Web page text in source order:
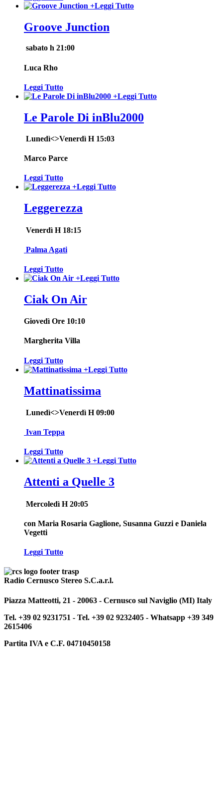
+Leggi Tutto
Groove Junction
sabato h 21:00
Luca Rho
Leggi Tutto
+Leggi Tutto
Le Parole Di inBlu2000
Lunedì<>Venerdì H 15:03
Marco Parce
Leggi Tutto
+Leggi Tutto
Leggerezza
Venerdì H 18:15
Palma Agati
Leggi Tutto
+Leggi Tutto
Ciak On Air
Giovedì Ore 10:10
Margherita Villa
Leggi Tutto
+Leggi Tutto
Mattinatissima
Lunedì<>Venerdì H 09:00
Ivan Teppa
Leggi Tutto
+Leggi Tutto
Attenti a Quelle 3
Mercoledì H 20:05
con Maria Rosaria Gaglione, Susanna Guzzi e Daniela
Vegetti
Leggi Tutto
Radio Cernusco Stereo S.C.a.r.l.
Piazza Matteotti, 21 - 20063 - Cernusco sul Naviglio (MI) Italy
Tel. +39 02 9231751 - Tel. +39 02 9232405 - Whatsapp +39 349
2615406
Partita IVA e C.F. 04710450158